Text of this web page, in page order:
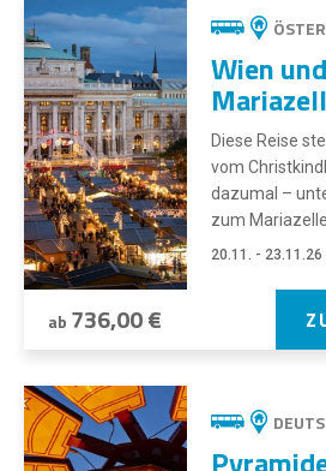
Wien
Diese Reise
vom
dazumal –
zum
20.11. - 23.11.26
ab 736,00 €